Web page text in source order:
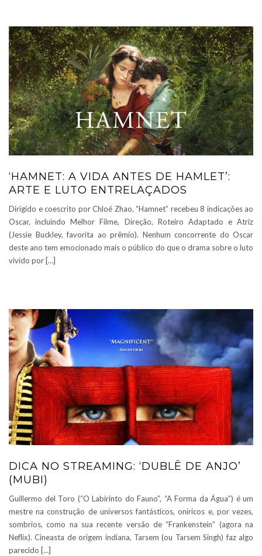
‘HAMNET: A VIDA ANTES DE HAMLET’:
ARTE E LUTO ENTRELAÇADOS
Dirigido e coescrito por Chloé Zhao, “Hamnet” recebeu 8 indicações ao
Oscar, incluindo Melhor Filme, Direção, Roteiro Adaptado e Atriz
(Jessie Buckley, favorita ao prêmio). Nenhum concorrente do Oscar
deste ano tem emocionado mais o público do que o drama sobre o luto
vivido por […]
DICA NO STREAMING: ‘DUBLÊ DE ANJO’
(MUBI)
Guillermo del Toro (“O Labirinto do Fauno”, “A Forma da Água”) é um
mestre na construção de universos fantásticos, oníricos e, por vezes,
sombrios, como na sua recente versão de “Frankenstein” (agora na
Neflix). Cineasta de origem indiana, Tarsem (ou Tarsem Singh) faz algo
parecido […]